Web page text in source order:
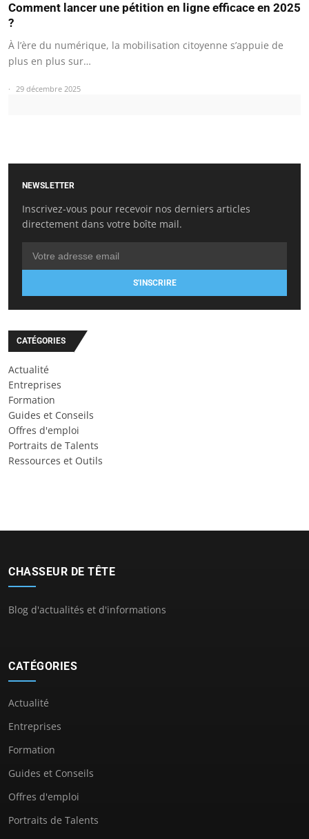
Comment lancer une pétition en ligne efficace en 2025
?
À l’ère du numérique, la mobilisation citoyenne s’appuie de
plus en plus sur…
29 décembre 2025
NEWSLETTER
Inscrivez-vous pour recevoir nos derniers articles
directement dans votre boîte mail.
S'INSCRIRE
CATÉGORIES
Actualité
Entreprises
Formation
Guides et Conseils
Offres d'emploi
Portraits de Talents
Ressources et Outils
CHASSEUR DE TÊTE
Blog d'actualités et d'informations
CATÉGORIES
Actualité
Entreprises
Formation
Guides et Conseils
Offres d'emploi
Portraits de Talents